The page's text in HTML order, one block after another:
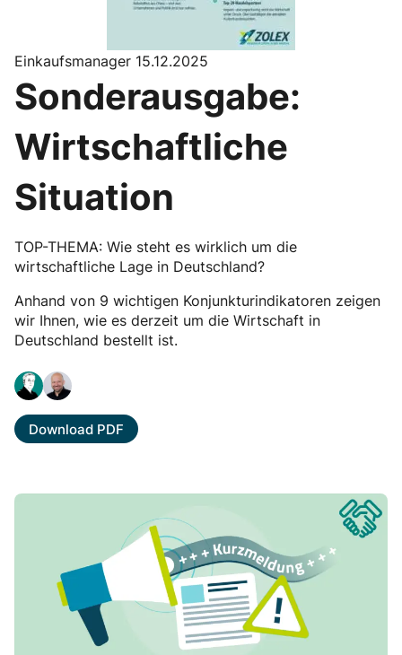
Einkaufsmanager 15.12.2025
Sonderausgabe:
Wirtschaftliche
Situation
TOP-THEMA: Wie steht es wirklich um die
wirtschaftliche Lage in Deutschland?
Anhand von 9 wichtigen Konjunkturindikatoren zeigen
wir Ihnen, wie es derzeit um die Wirtschaft in
Deutschland bestellt ist.
Download PDF